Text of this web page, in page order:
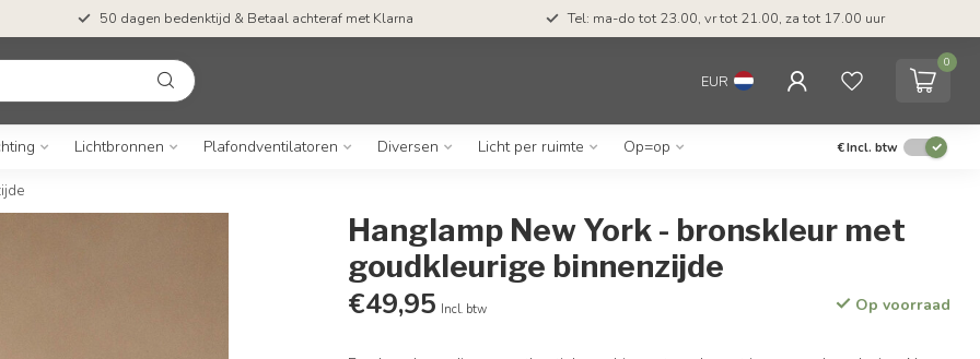
50 dagen bedenktijd & Betaal achteraf met Klarna Tel: ma-do tot 23.00, vr tot 21.00, za tot 17.00 uur
EUR
0
Lichtbronnen Plafondventilatoren Diversen Licht per ruimte Op=op €Incl. btw
Hanglamp New York - bronskleur met
goudkleurige binnenzijde
€49,95 Incl. btw Op voorraad